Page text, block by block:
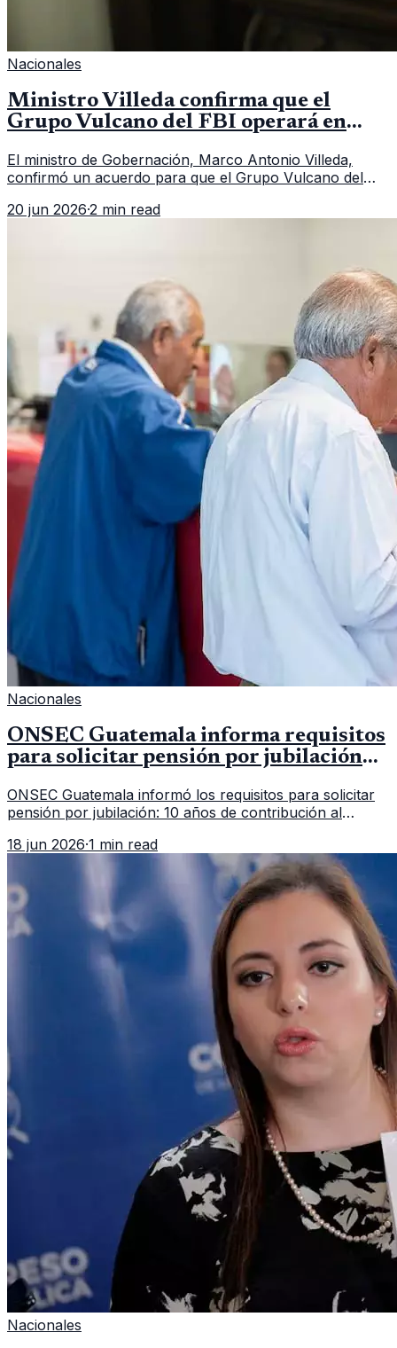
Nacionales
Ministro Villeda confirma que el
Grupo Vulcano del FBI operará en
El ministro de Gobernación, Marco Antonio Villeda,
confirmó un acuerdo para que el Grupo Vulcano del
fallido con la administración anterior del Ministerio
20 jun 2026·2 min read
Nacionales
ONSEC Guatemala informa requisitos
para solicitar pensión por jubilación
ONSEC Guatemala informó los requisitos para solicitar
pensión por jubilación: 10 años de contribución al
importar edad.
18 jun 2026·1 min read
Nacionales